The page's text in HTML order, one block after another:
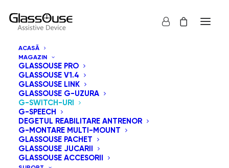
ACASĂ
MAGAZIN
GLASSOUSE PRO
GLASSOUSE V1.4
GLASSOUSE LINK
GLASSOUSE G-UZURA
G-SWITCH-URI
G-SPEECH
DEGETUL REABILITARE ANTRENOR
G-MONTARE MULTI-MOUNT
GLASSOUSE PACHET
GLASSOUSE JUCARII
GLASSOUSE ACCESORII